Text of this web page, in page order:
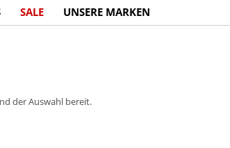
SALE UNSERE MARKEN
der Auswahl bereit.